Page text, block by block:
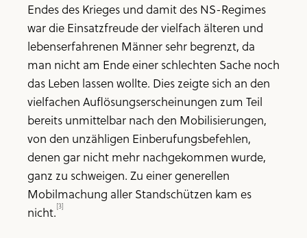
Endes des Krieges und damit des NS-Regimes
war die Einsatzfreude der vielfach älteren und
lebenserfahrenen Männer sehr begrenzt, da
man nicht am Ende einer schlechten Sache noch
das Leben lassen wollte. Dies zeigte sich an den
vielfachen Auflösungserscheinungen zum Teil
bereits unmittelbar nach den Mobilisierungen,
von den unzähligen Einberufungsbefehlen,
denen gar nicht mehr nachgekommen wurde,
ganz zu schweigen. Zu einer generellen
Mobilmachung aller Standschützen kam es
nicht.[3]